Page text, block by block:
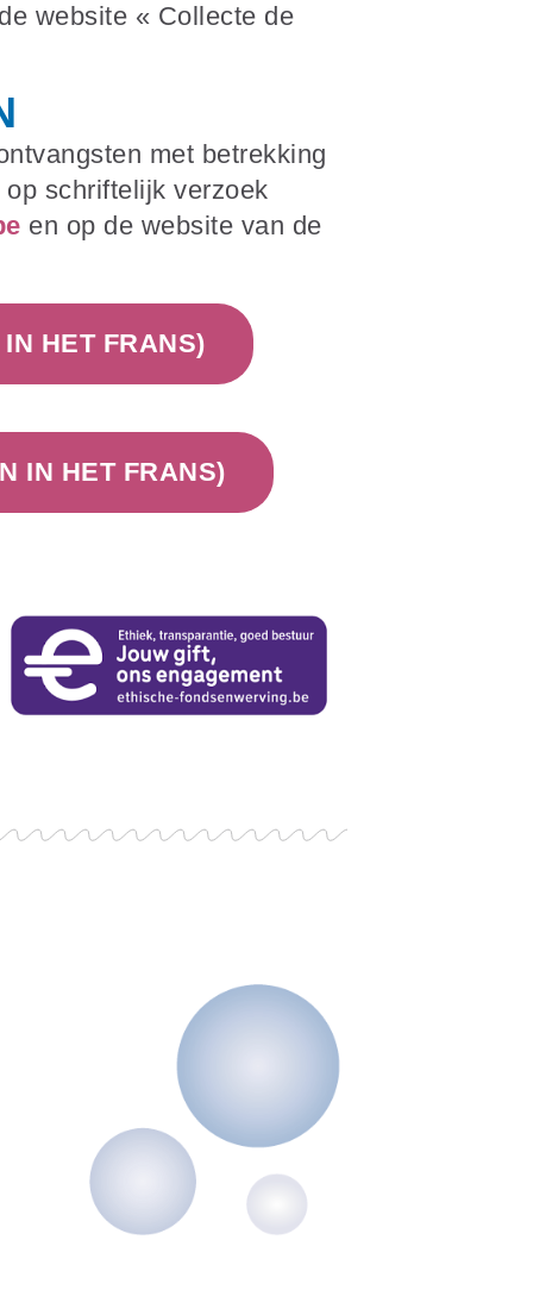
website « Collecte de
met betrekking
schriftelijk verzoek
en op de website van de
HET FRANS)
IN HET FRANS)